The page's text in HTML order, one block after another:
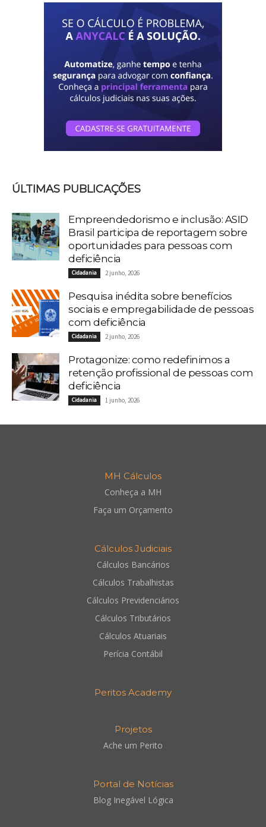
ÚLTIMAS PUBLICAÇÕES
Empreendedorismo e inclusão: ASID
Brasil participa de reportagem sobre
oportunidades para pessoas com
deficiência
Cidadania 2 junho, 2026
Pesquisa inédita sobre benefícios
sociais e empregabilidade de pessoas
com deficiência
Cidadania 2 junho, 2026
Protagonize: como redefinimos a
retenção profissional de pessoas com
deficiência
Cidadania 1 junho, 2026
MH Cálculos
Conheça a MH
Faça um Orçamento
Cálculos Judiciais
Cálculos Bancários
Cálculos Trabalhistas
Cálculos Previdenciários
Cálculos Tributários
Cálculos Atuariais
Perícia Contábil
Peritos Academy
Projetos
Ache um Perito
Portal de Notícias
Blog Inegável Lógica